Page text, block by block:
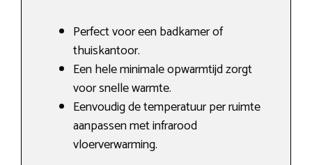
Perfect voor een badkamer of
thuiskantoor.
Een hele minimale opwarmtijd zorgt
voor snelle warmte.
Eenvoudig de temperatuur per ruimte
aanpassen met infrarood
vloerverwarming.